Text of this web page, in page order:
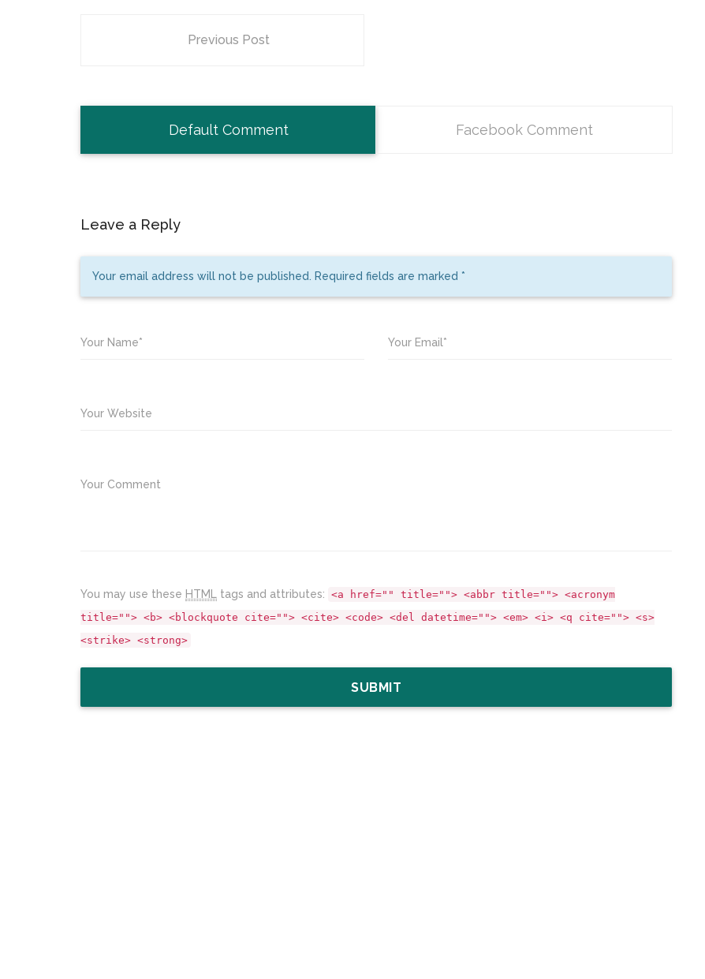
Previous Post
Default Comment Facebook Comment
Leave a Reply
Your email address will not be published. Required fields are marked *
Your Name* Your Email*
Your Website
Your Comment
You may use these HTML tags and attributes: <a href="" title=""> <abbr title=""> <acronym
title=""> <b> <blockquote cite=""> <cite> <code> <del datetime=""> <em> <i> <q cite=""> <s>
<strike> <strong>